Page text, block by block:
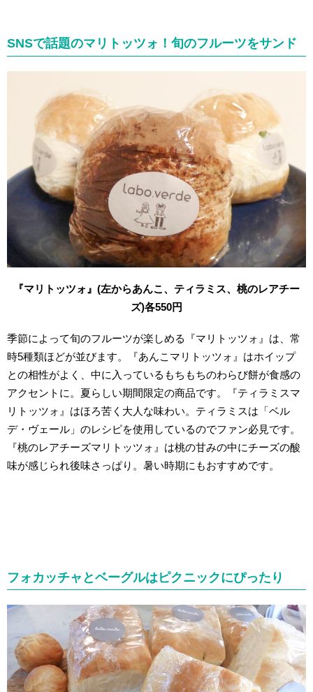
SNSで話題のマリトッツォ！旬のフルーツをサンド
『マリトッツォ』(左からあんこ、ティラミス、桃のレアチー
ズ)各550円
季節によって旬のフルーツが楽しめる『マリトッツォ』は、常
時5種類ほどが並びます。『あんこマリトッツォ』はホイップ
との相性がよく、中に入っているもちもちのわらび餅が食感の
アクセントに。夏らしい期間限定の商品です。『ティラミスマ
リトッツォ』はほろ苦く大人な味わい。ティラミスは「ベル
デ・ヴェール」のレシピを使用しているのでファン必見です。
『桃のレアチーズマリトッツォ』は桃の甘みの中にチーズの酸
味が感じられ後味さっぱり。暑い時期にもおすすめです。
フォカッチャとベーグルはピクニックにぴったり